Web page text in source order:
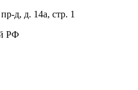
д, д. 14а, стр. 1
РФ